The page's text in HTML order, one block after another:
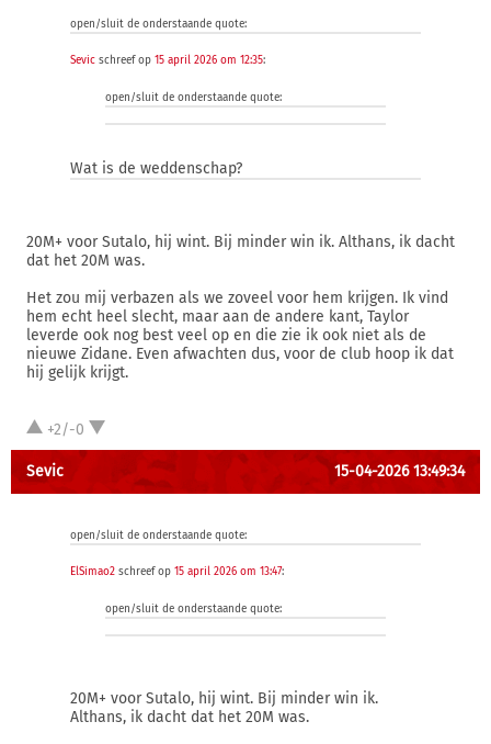
open/sluit de onderstaande quote:
Sevic schreef op 15 april 2026 om 12:35:
open/sluit de onderstaande quote:
Wat is de weddenschap?
20M+ voor Sutalo, hij wint. Bij minder win ik. Althans, ik dacht
dat het 20M was.
Het zou mij verbazen als we zoveel voor hem krijgen. Ik vind
hem echt heel slecht, maar aan de andere kant, Taylor
leverde ook nog best veel op en die zie ik ook niet als de
nieuwe Zidane. Even afwachten dus, voor de club hoop ik dat
hij gelijk krijgt.
+2/-0
Sevic 15-04-2026 13:49:34
open/sluit de onderstaande quote:
ElSimao2 schreef op 15 april 2026 om 13:47:
open/sluit de onderstaande quote:
20M+ voor Sutalo, hij wint. Bij minder win ik.
Althans, ik dacht dat het 20M was.